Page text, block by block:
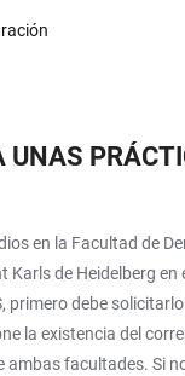
UNAS
en la Facultad de
Karls de Heidelberg en
primero debe
la existencia del
ambas facultades. Si